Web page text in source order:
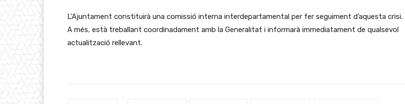
L’Ajuntament constituirà una comissió interna interdepartamental per fer seguiment d’aquesta crisi.
A més, està treballant coordinadament amb la Generalitat i informarà immediatament de qualsevol
actualització rellevant.